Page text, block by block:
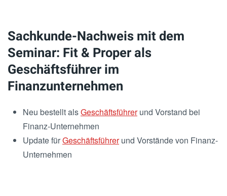
Sachkunde-Nachweis mit dem
Seminar: Fit & Proper als
Geschäftsführer im
Finanzunternehmen
Neu bestellt alsGeschäftsführerund Vorstand bei
Finanz-Unternehmen
Update fürGeschäftsführerund Vorstände von Finanz-
Unternehmen